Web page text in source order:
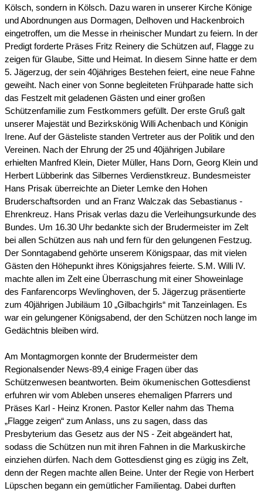
Kölsch, sondern in Kölsch. Dazu waren in unserer Kirche Könige
und Abordnungen aus Dormagen, Delhoven und Hackenbroich
eingetroffen, um die Messe in rheinischer Mundart zu feiern. In der
Predigt forderte Präses Fritz Reinery die Schützen auf, Flagge zu
zeigen für Glaube, Sitte und Heimat. In diesem Sinne hatte er dem
5. Jägerzug, der sein 40jähriges Bestehen feiert, eine neue Fahne
geweiht. Nach einer von Sonne begleiteten Frühparade hatte sich
das Festzelt mit geladenen Gästen und einer großen
Schützenfamilie zum Festkommers gefüllt. Der erste Gruß galt
unserer Majestät und Bezirkskönig Willi Achenbach und Königin
Irene. Auf der Gästeliste standen Vertreter aus der Politik und den
Vereinen. Nach der Ehrung der 25 und 40jährigen Jubilare
erhielten Manfred Klein, Dieter Müller, Hans Dorn, Georg Klein und
Herbert Lübberink das Silbernes Verdienstkreuz. Bundesmeister
Hans Prisak überreichte an Dieter Lemke den Hohen
Bruderschaftsorden und an Franz Walczak das Sebastianus -
Ehrenkreuz. Hans Prisak verlas dazu die Verleihungsurkunde des
Bundes. Um 16.30 Uhr bedankte sich der Brudermeister im Zelt
bei allen Schützen aus nah und fern für den gelungenen Festzug.
Der Sonntagabend gehörte unserem Königspaar, das mit vielen
Gästen den Höhepunkt ihres Königsjahres feierte. S.M. Willi IV.
machte allen im Zelt eine Überraschung mit einer Showeinlage
des Fanfarencorps Wevlinghoven, der 5. Jägerzug präsentierte
zum 40jährigen Jubiläum 10 „Gilbachgirls“ mit Tanzeinlagen. Es
war ein gelungener Königsabend, der den Schützen noch lange im
Gedächtnis bleiben wird.
Am Montagmorgen konnte der Brudermeister dem
Regionalsender News-89,4 einige Fragen über das
Schützenwesen beantworten. Beim ökumenischen Gottesdienst
erfuhren wir vom Ableben unseres ehemaligen Pfarrers und
Präses Karl - Heinz Kronen. Pastor Keller nahm das Thema
„Flagge zeigen“ zum Anlass, uns zu sagen, dass das
Presbyterium das Gesetz aus der NS - Zeit abgeändert hat,
sodass die Schützen nun mit ihren Fahnen in die Markuskirche
einziehen dürfen. Nach dem Gottesdienst ging es zügig ins Zelt,
denn der Regen machte allen Beine. Unter der Regie von Herbert
Lüpschen begann ein gemütlicher Familientag. Dabei durften